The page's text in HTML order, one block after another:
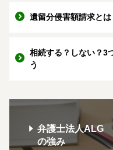
遺留分侵害額請求と
相続する？しない？3
う
弁護士法人ALG
の強み